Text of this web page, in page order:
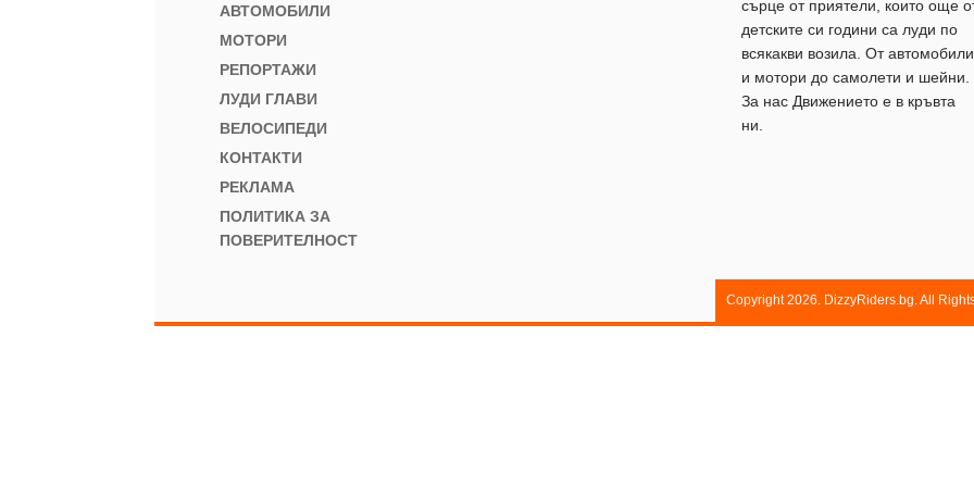
АВТОМОБИЛИ
МОТОРИ
РЕПОРТАЖИ
ЛУДИ ГЛАВИ
ВЕЛОСИПЕДИ
КОНТАКТИ
РЕКЛАМА
ПОЛИТИКА ЗА
ПОВЕРИТЕЛНОСТ
сърце от приятели, които още
детските си години са луди по
всякакви возила. От автомобили
и мотори до самолети и шейни.
За нас Движението е в кръвта
ни.
Copyright 2026. DizzyRiders.bg. All